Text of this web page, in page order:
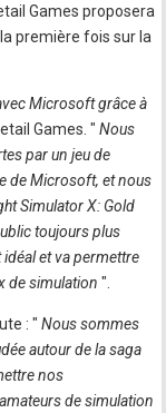
Games proposera
première fois sur la
Microsoft grâce à
Games. " Nous
par un jeu de
de Microsoft, et nous
Simulator X: Gold
toujours plus
et va permettre
de simulation".
: " Nous sommes
autour de la saga
nos
de simulation